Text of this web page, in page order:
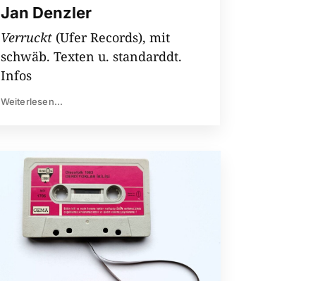
Jan Denzler
Verruckt (Ufer Records), mit
schwäb. Texten u. standarddt.
Infos
Weiterlesen...